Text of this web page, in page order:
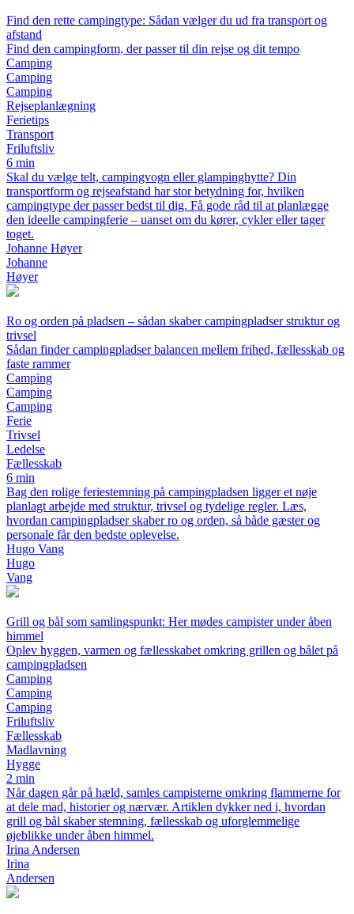
Find den rette campingtype: Sådan vælger du ud fra transport og
afstand
Find den campingform, der passer til din rejse og dit tempo
Camping
Camping
Camping
Rejseplanlægning
Ferietips
Transport
Friluftsliv
6 min
Skal du vælge telt, campingvogn eller glampinghytte? Din
transportform og rejseafstand har stor betydning for, hvilken
campingtype der passer bedst til dig. Få gode råd til at planlægge
den ideelle campingferie – uanset om du kører, cykler eller tager
toget.
Johanne Høyer
Johanne
Høyer
Ro og orden på pladsen – sådan skaber campingpladser struktur og
trivsel
Sådan finder campingpladser balancen mellem frihed, fællesskab og
faste rammer
Camping
Camping
Camping
Ferie
Trivsel
Ledelse
Fællesskab
6 min
Bag den rolige feriestemning på campingpladsen ligger et nøje
planlagt arbejde med struktur, trivsel og tydelige regler. Læs,
hvordan campingpladser skaber ro og orden, så både gæster og
personale får den bedste oplevelse.
Hugo Vang
Hugo
Vang
Grill og bål som samlingspunkt: Her mødes campister under åben
himmel
Oplev hyggen, varmen og fællesskabet omkring grillen og bålet på
campingpladsen
Camping
Camping
Camping
Friluftsliv
Fællesskab
Madlavning
Hygge
2 min
Når dagen går på hæld, samles campisterne omkring flammerne for
at dele mad, historier og nærvær. Artiklen dykker ned i, hvordan
grill og bål skaber stemning, fællesskab og uforglemmelige
øjeblikke under åben himmel.
Irina Andersen
Irina
Andersen